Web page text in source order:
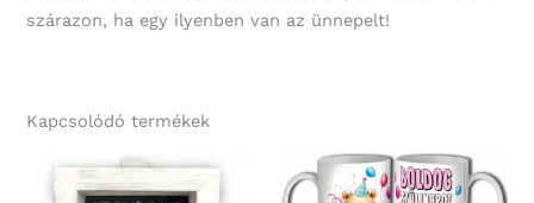
szárazon, ha egy ilyenben van az ünnepelt!
Kapcsolódó termékek